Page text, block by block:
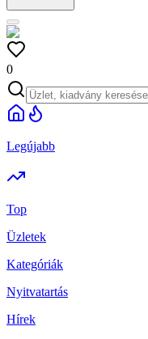
0
Legújabb
Top
Üzletek
Kategóriák
Nyitvatartás
Hírek